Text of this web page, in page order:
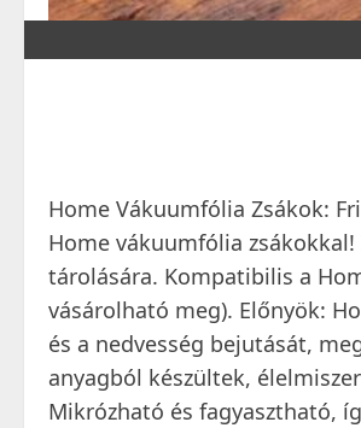
Home Vákuumfólia Zsákok:
Home vákuumfólia
tárolására. Kompatibilis a
vásárolható meg). Előnyök:
és a nedvesség bejutását,
anyagból készültek,
Mikrózható és fagyasztható,